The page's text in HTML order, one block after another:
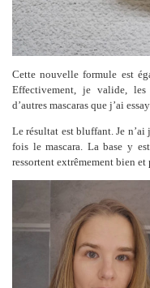
Cette nouvelle formule est
Effectivement, je valide, les
d’autres mascaras que j’ai
Le résultat est bluffant. Je n’ai
fois le mascara. La base y
ressortent extrêmement bien et